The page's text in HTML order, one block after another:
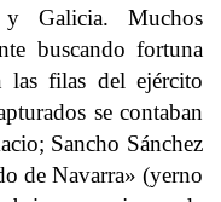
y Galicia. Muchos
buscando fortuna
las filas del ejército
se contaban
Sancho Sánchez
de Navarra» (yerno